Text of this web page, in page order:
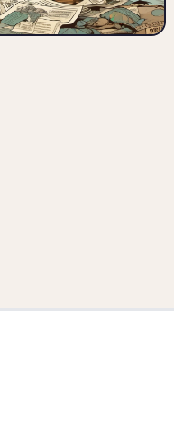
📊 ETF
🏷️ Europa
🎯 Diversifikation